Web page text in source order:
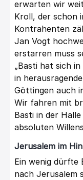
erwarten wir
Kroll, der schon
Kontrahenten
Jan Vogt
erstarren muss
„Basti hat sich
in
Göttingen auch
Wir fahren mit
Basti in der
absoluten
Jerusalem im
Ein wenig dürfte
nach Jerusalem